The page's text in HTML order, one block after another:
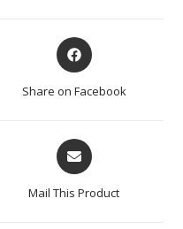
Share on Facebook
Mail This Product